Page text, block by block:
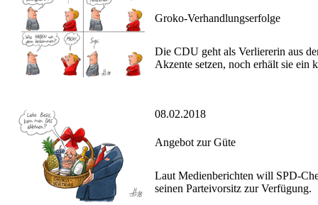
Groko-Verhandlungserfolge
Die CDU geht als Verliererin aus
Akzente setzen, noch erhält sie ein
08.02.2018
Angebot zur Güte
Laut Medienberichten will SPD-
seinen Parteivorsitz zur Verfügung.